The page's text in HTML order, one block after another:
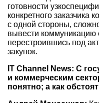
готовности
конкретного заказчика
с одной стороны,
вывести коммуникацию
перестроившись под
закупок.
IT Channel News: С
и коммерческим
понятно; а как